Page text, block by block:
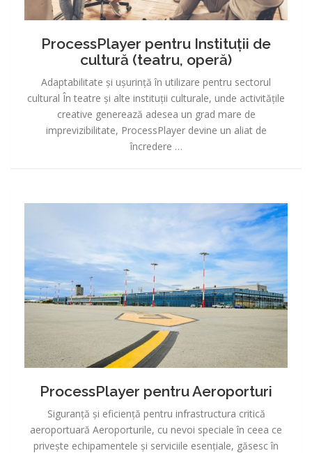
ProcessPlayer pentru Instituții de
cultură (teatru, operă)
Adaptabilitate și ușurință în utilizare pentru sectorul
cultural În teatre și alte instituții culturale, unde activitățile
creative generează adesea un grad mare de
imprevizibilitate, ProcessPlayer devine un aliat de
încredere …
ProcessPlayer pentru Aeroporturi
Siguranță și eficiență pentru infrastructura critică
aeroportuară Aeroporturile, cu nevoi speciale în ceea ce
privește echipamentele și serviciile esențiale, găsesc în